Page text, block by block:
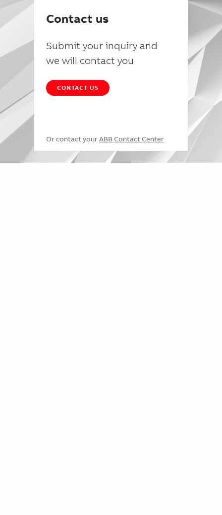
Contact us
Submit your inquiry and
we will contact you
CONTACT US
Or contact your ABB Contact Center